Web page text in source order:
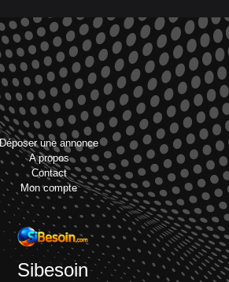
Déposer une annonce
A propos
Contact
Mon compte
Sibesoin